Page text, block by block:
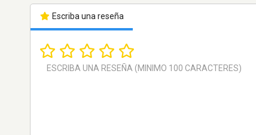
Escriba una reseña